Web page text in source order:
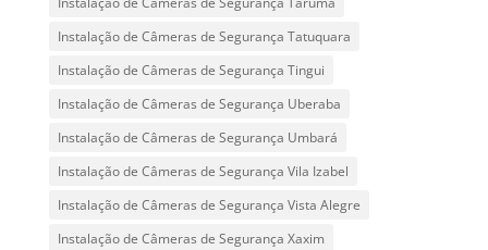
Instalação de Câmeras de Segurança Tatuquara
Instalação de Câmeras de Segurança Tingui
Instalação de Câmeras de Segurança Uberaba
Instalação de Câmeras de Segurança Umbará
Instalação de Câmeras de Segurança Vila Izabel
Instalação de Câmeras de Segurança Vista Alegre
Instalação de Câmeras de Segurança Xaxim